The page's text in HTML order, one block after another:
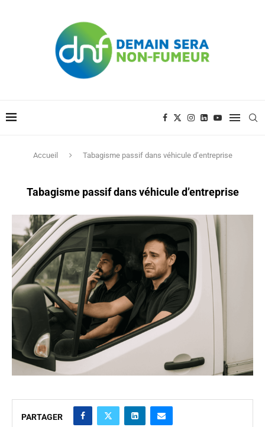
Accueil Tabagisme passif dans véhicule d’entreprise
Tabagisme passif dans véhicule d’entreprise
PARTAGER